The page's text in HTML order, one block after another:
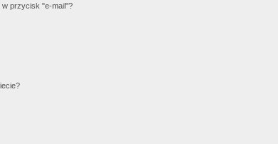
w przycisk "e-mail"?